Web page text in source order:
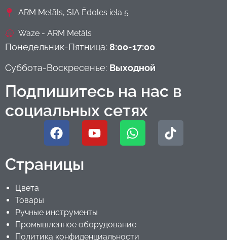
ARM Metāls, SIA Ēdoles iela 5
Waze - ARM Metāls
Понедельник-Пятница: 8:00-17:00
Суббота-Воскресенье: Выходной
Подпишитесь на нас в
социальных сетях
Страницы
Цвета
Товары
Ручные инструменты
Промышленное оборудование
Политика конфиденциальности